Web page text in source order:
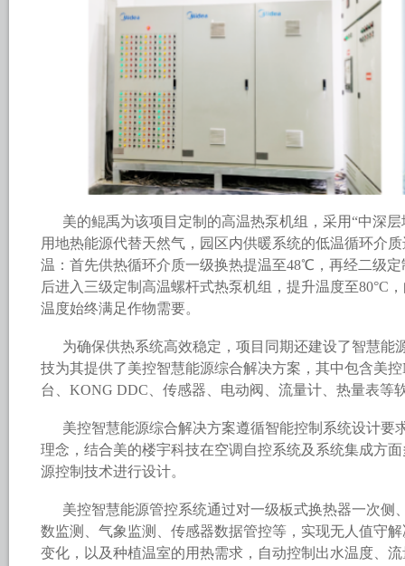
美的鲲禹为该项目定制的高温热泵机组，采用“中深
用地热能源代替天然气，园区内供暖系统的低温循环介
温：首先供热循环介质一级换热提温至48℃，再经二级
后进入三级定制高温螺杆式热泵机组，提升温度至80°C
温度始终满足作物需要。
为确保供热系统高效稳定，项目同期还建设了智慧能
技为其提供了美控智慧能源综合解决方案，其中包含美
台、KONG DDC、传感器、电动阀、流量计、热量表等
美控智慧能源综合解决方案遵循智能控制系统设计要
理念，结合美的楼宇科技在空调自控系统及系统集成方
源控制技术进行设计。
美控智慧能源管控系统通过对一级板式换热器一次侧
数监测、气象监测、传感器数据管控等，实现无人值守
变化，以及种植温室的用热需求，自动控制出水温度、